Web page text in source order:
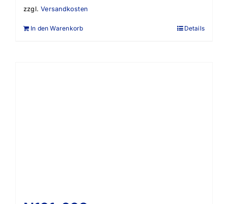
zzgl.Versandkosten
In den Warenkorb Details